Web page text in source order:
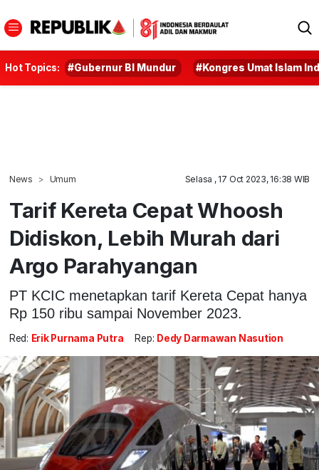
Hot Topics: #Gubernur BI Mundur #Kongres Umat Islam
News Umum Selasa , 17 Oct 2023, 16:38 WIB
Tarif Kereta Cepat Whoosh
Didiskon, Lebih Murah dari
Argo Parahyangan
PT KCIC menetapkan tarif Kereta Cepat hanya
Rp 150 ribu sampai November 2023.
Red: Erik Purnama Putra Rep: Dedy Darmawan Nasution